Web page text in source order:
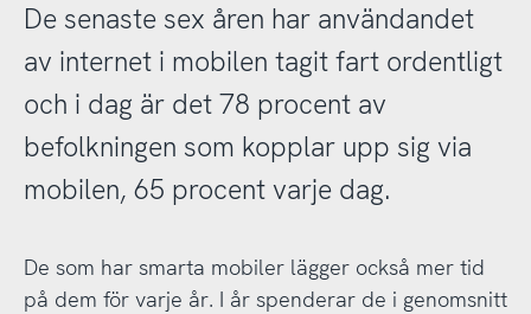
De senaste sex åren har användandet
av internet i mobilen tagit fart ordentligt
och i dag är det 78 procent av
befolkningen som kopplar upp sig via
mobilen, 65 procent varje dag.
De som har smarta mobiler lägger också mer tid
på dem för varje år. I år spenderar de i genomsnitt